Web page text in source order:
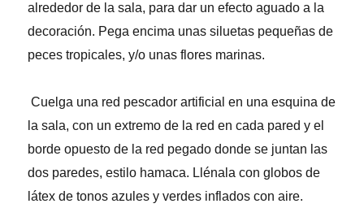
alrededor de la sala, para dar un efecto aguado a la
decoración. Pega encima unas siluetas pequeñas de
peces tropicales, y/o unas flores marinas.
Cuelga una red pescador artificial en una esquina de
la sala, con un extremo de la red en cada pared y el
borde opuesto de la red pegado donde se juntan las
dos paredes, estilo hamaca. Llénala con globos de
látex de tonos azules y verdes inflados con aire.